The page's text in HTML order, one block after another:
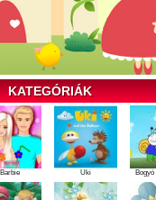
KATEGÓRIÁK
Barbie Uki Bogyó